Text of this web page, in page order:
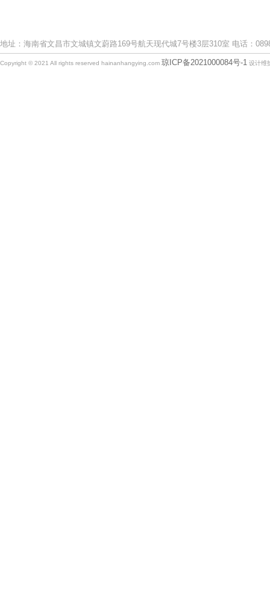
地址：海南省文昌市文城镇文蔚路169号航天现代城7号楼3层310室 电话：
Copyright © 2021 All rights reserved hainanhangying.com 琼ICP备2021000084号-1 设计维